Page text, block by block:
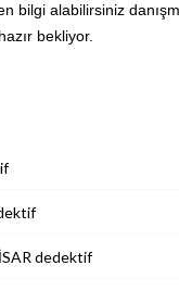
bilgi alabilirsiniz
bekliyor.
dedektif